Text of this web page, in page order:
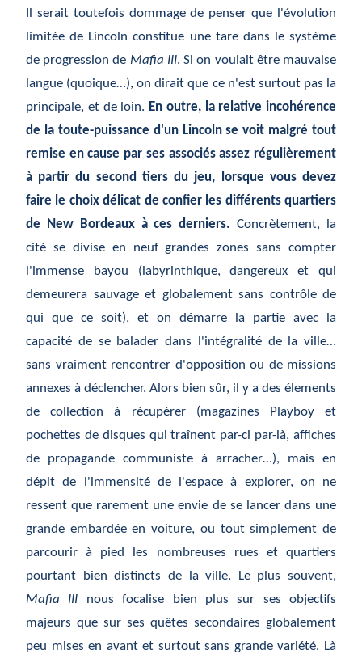
Il serait toutefois dommage de penser que l'évolution
limitée de Lincoln constitue une tare dans le système
de progression de Mafia III. Si on voulait être mauvaise
langue (quoique…), on dirait que ce n'est surtout pas la
principale, et de loin. En outre, la relative incohérence
de la toute-puissance d'un Lincoln se voit malgré tout
remise en cause par ses associés assez régulièrement
à partir du second tiers du jeu, lorsque vous devez
faire le choix délicat de confier les différents quartiers
de New Bordeaux à ces derniers. Concrètement, la
cité se divise en neuf grandes zones sans compter
l'immense bayou (labyrinthique, dangereux et qui
demeurera sauvage et globalement sans contrôle de
qui que ce soit), et on démarre la partie avec la
capacité de se balader dans l'intégralité de la ville…
sans vraiment rencontrer d'opposition ou de missions
annexes à déclencher. Alors bien sûr, il y a des élements
de collection à récupérer (magazines Playboy et
pochettes de disques qui traînent par-ci par-là, affiches
de propagande communiste à arracher…), mais en
dépit de l'immensité de l'espace à explorer, on ne
ressent que rarement une envie de se lancer dans une
grande embardée en voiture, ou tout simplement de
parcourir à pied les nombreuses rues et quartiers
pourtant bien distincts de la ville. Le plus souvent,
Mafia III nous focalise bien plus sur ses objectifs
majeurs que sur ses quêtes secondaires globalement
peu mises en avant et surtout sans grande variété. Là